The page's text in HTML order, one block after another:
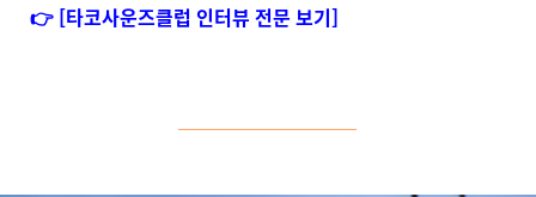
👉 [타코사운즈클럽 인터뷰 전문 보기]